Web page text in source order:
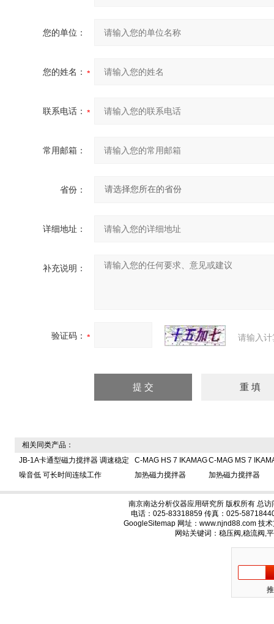
您的单位：
您的姓名：
联系电话：
常用邮箱：
省份：
详细地址：
补充说明：
验证码： 请输入
相关同类产品：
JB-1A卡通型磁力搅拌器 调速稳定
噪音低 可长时间连续工作
C-MAG HS 7 IKAMAG
加热磁力搅拌器
C-MAG MS 7
加热磁力搅拌器
南京南达分析仪器应用研究所 版权所有 总访
电话：025-83318859 传真：025-
GoogleSitemap 网址：www.njnd88.com 技
网站关键词：稳压阀,稳流阀,